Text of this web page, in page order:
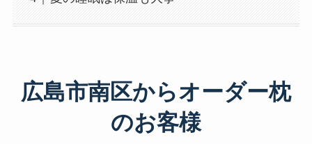
広島市南区からオーダー枕
のお客様